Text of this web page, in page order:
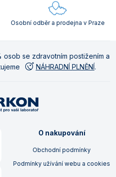
Osobní odběr a prodejna v Praze
osob se zdravotním postižením a
NÁHRADNÍ PLNĚNÍ.
O nakupování
Obchodní podmínky
Podmínky užívání webu a cookies